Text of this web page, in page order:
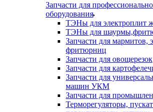
Запчасти для
оборудования
ТЭНы для электроплит
ТЭНы для
Запчасти для мармитов,
фритюрниц
Запчасти для овощерезок
Запчасти для
Запчасти для
машин УКМ
Запчасти для
Терморегуляторы,